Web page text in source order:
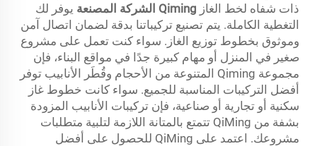
ذات شفاه لخط الغاز Qiming الشركة المصنعة يوفر لك
التغطية الكاملة. يتم تصنيع تركيباتنا بدقة لضمان اتصال آمن
وموثوق بخطوط توزيع الغاز. سواء كنت تعمل على مشروع
صغير في المنزل أو مهام كبيرة جدًا في مواقع البناء، فإن
مجموعة Qiming المتنوعة من الأحجام وقُطَر الأنابيب توفر
أفضل التركيبات المناسبة للجميع. سواء كانت خطوط غاز
سكنية أو تجارية أو صناعية، فإن تركيبات الأنابيب المزودة
بشفة من QiMing تتمتع بالمتانة اللازمة لتلبية متطلبات
مشروعك. اعتمد على QiMing للحصول على أفضل